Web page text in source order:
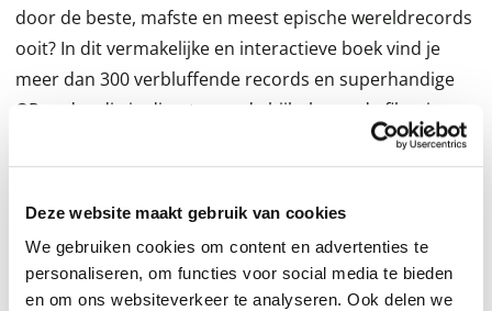
Deze website maakt gebruik van cookies
We gebruiken cookies om content en advertenties te
personaliseren, om functies voor social media te bieden
en om ons websiteverkeer te analyseren. Ook delen we
door de beste, mafste en meest epische wereldrecords
ooit? In dit vermakelijke en interactieve boek vind je
meer dan 300 verbluffende records en superhandige
QR-codes die je direct naar de bijbehorende filmpjes
leiden.Deze unieke collectie is dé plek waar je de
ongelooflijkste prestaties ter wereld vindt!! YouTube
Wereldrecords zoals:• Langste schanssprong •
Grootste samenkomst van zombies ooit • Kleinste
hond• Grootste drone-lichtshow ooit • Luidst